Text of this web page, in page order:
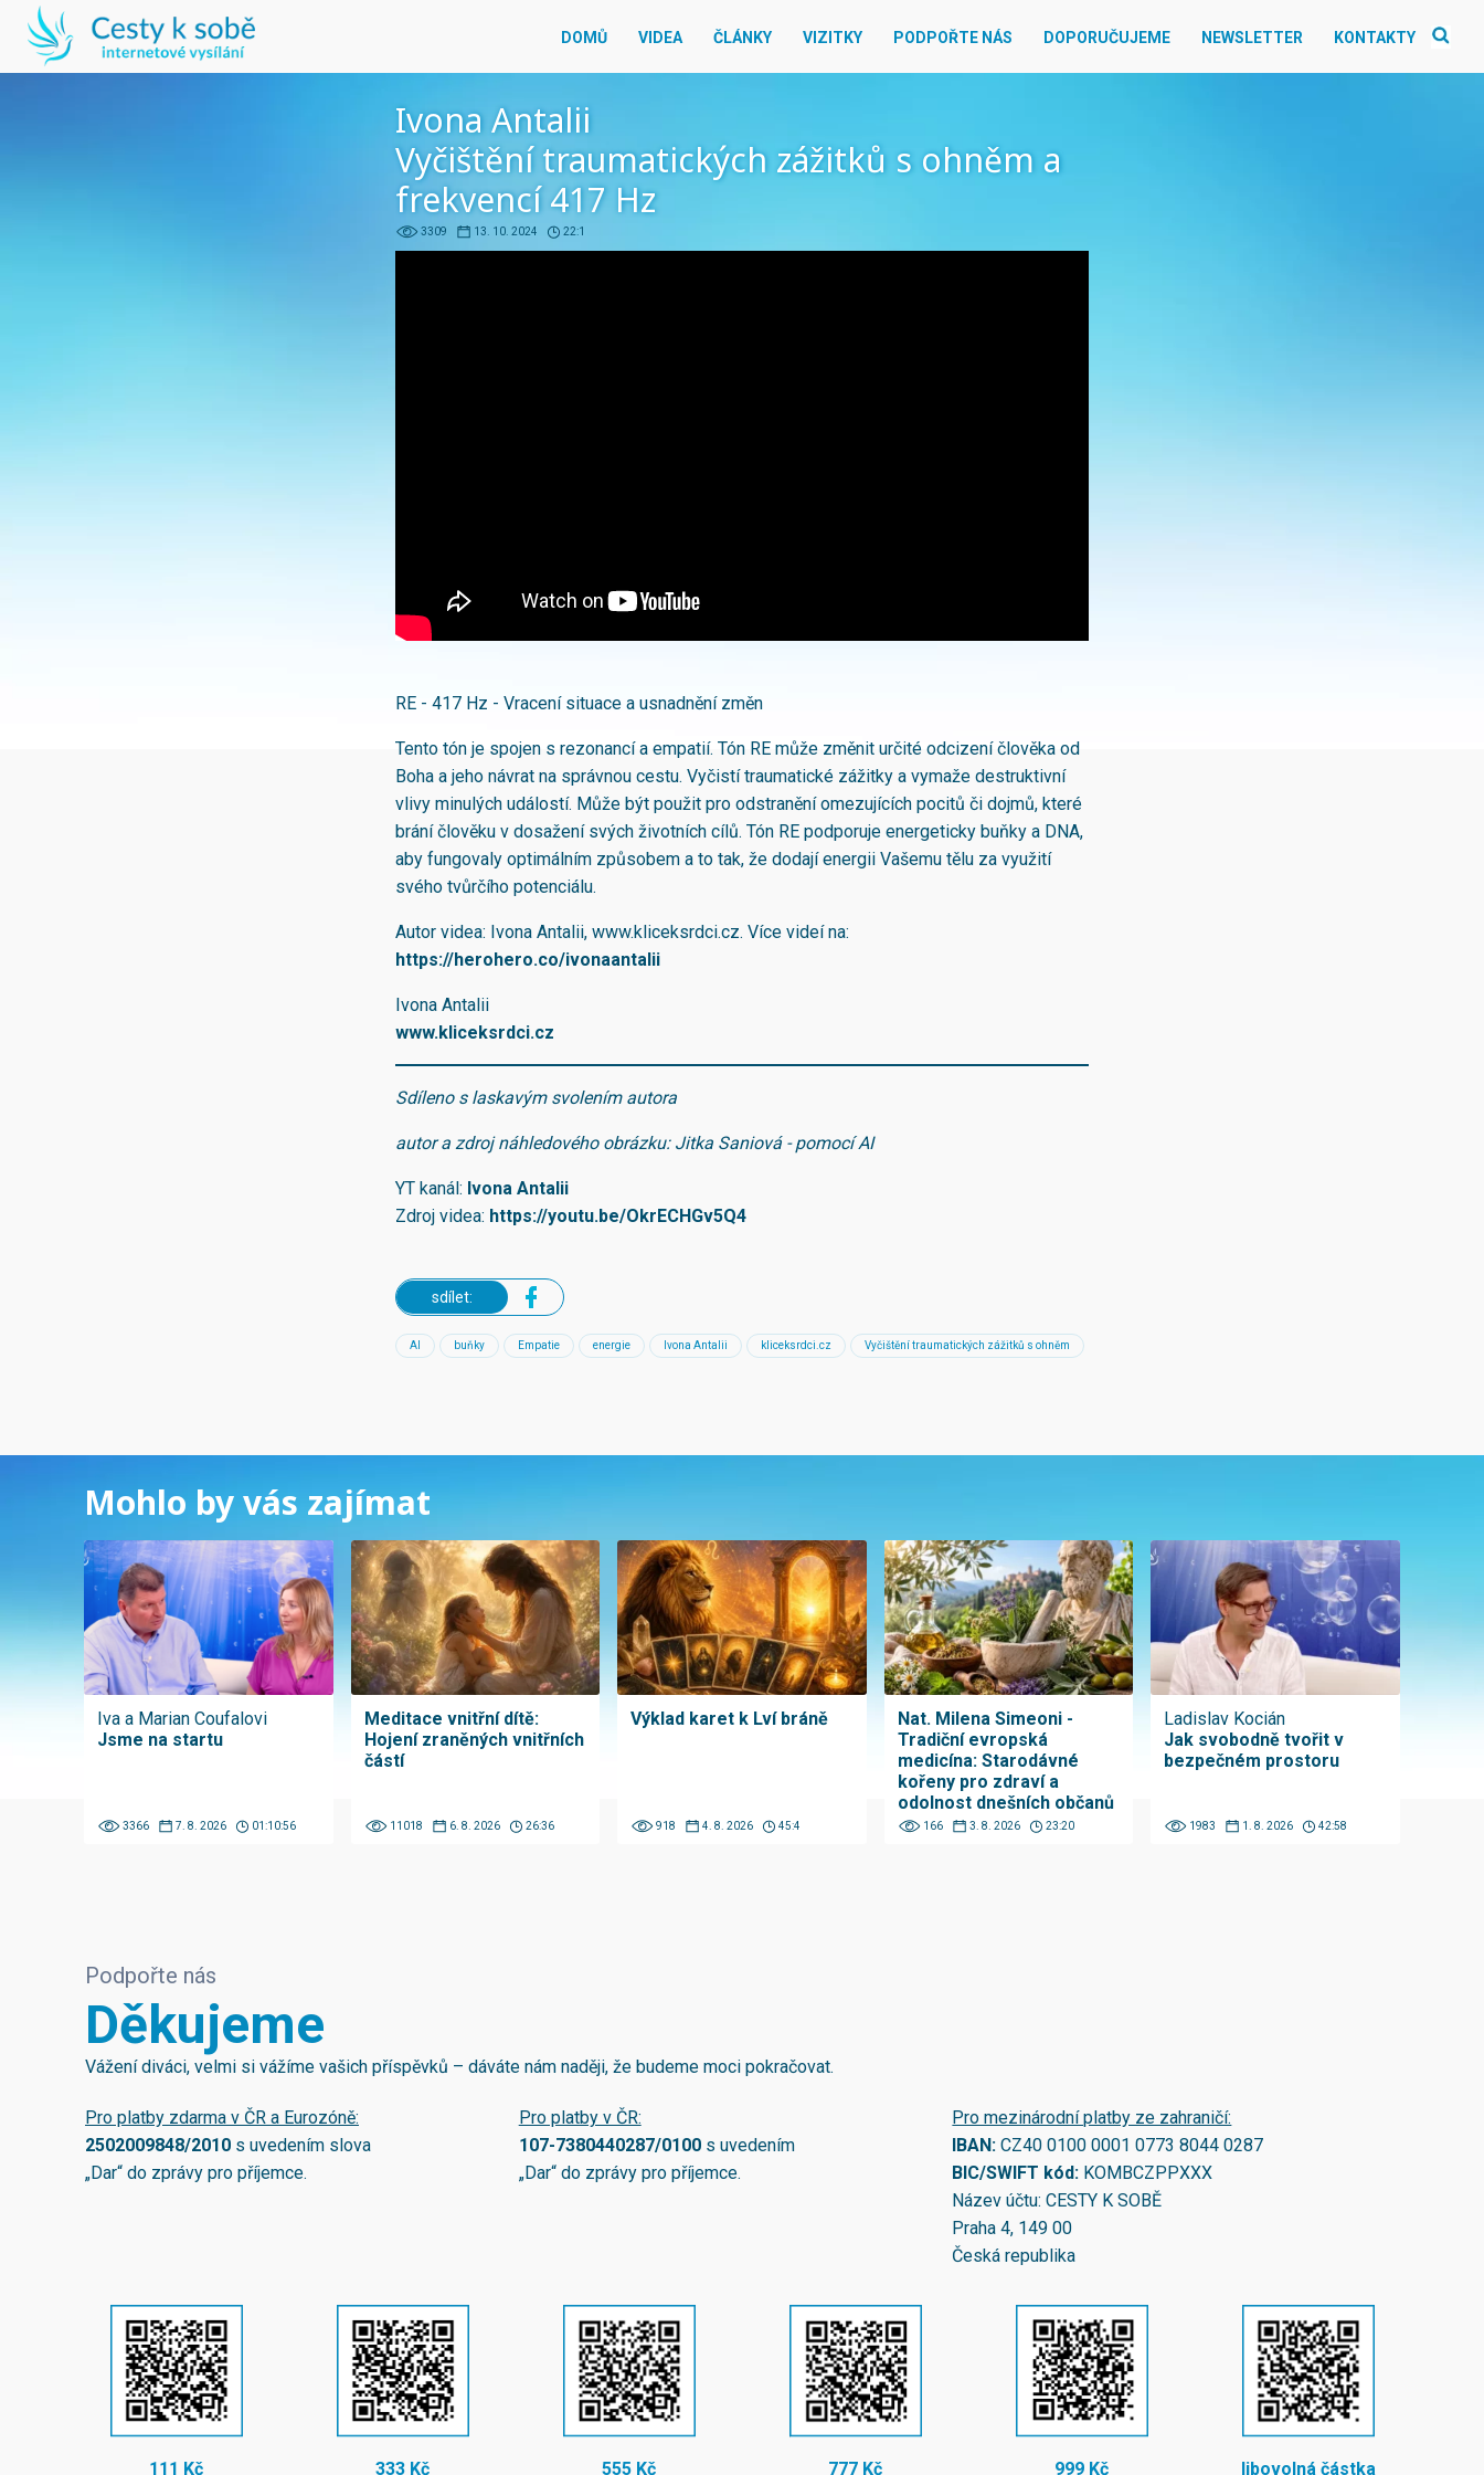
DOMŮ VIDEA ČLÁNKY VIZITKY PODPOŘTE NÁS DOPORUČUJEME NEWSLETTER KONTAKTY
Ivona Antalii
Vyčištění traumatických zážitků s ohněm a
frekvencí 417 Hz
3309 13. 10. 2024 22:1
RE - 417 Hz - Vracení situace a usnadnění změn
Tento tón je spojen s rezonancí a empatií. Tón RE může změnit určité odcizení člověka od
Boha a jeho návrat na správnou cestu. Vyčistí traumatické zážitky a vymaže destruktivní
vlivy minulých událostí. Může být použit pro odstranění omezujících pocitů či dojmů, které
brání člověku v dosažení svých životních cílů. Tón RE podporuje energeticky buňky a DNA,
aby fungovaly optimálním způsobem a to tak, že dodají energii Vašemu tělu za využití
svého tvůrčího potenciálu.
Autor videa: Ivona Antalii, www.kliceksrdci.cz. Více videí na:
https://herohero.co/ivonaantalii
Ivona Antalii
www.kliceksrdci.cz
Sdíleno s laskavým svolením autora
autor a zdroj náhledového obrázku: Jitka Saniová - pomocí AI
YT kanál: Ivona Antalii
Zdroj videa: https://youtu.be/OkrECHGv5Q4
sdílet:
AI buňky Empatie energie Ivona Antalii kliceksrdci.cz Vyčištění traumatických zážitků s ohněm
Mohlo by vás zajímat
Iva a Marian Coufalovi
Jsme na startu
3366 7. 8. 2026 01:10:56
Meditace vnitřní dítě:
Hojení zraněných vnitřních
částí
11018 6. 8. 2026 26:36
Výklad karet k Lví bráně
918 4. 8. 2026 45:4
Nat. Milena Simeoni -
Tradiční evropská
medicína: Starodávné
kořeny pro zdraví a
odolnost dnešních občanů
166 3. 8. 2026 23:20
Ladislav Kocián
Jak svobodně tvořit v
bezpečném prostoru
1983 1. 8. 2026 42:58
Podpořte nás
Děkujeme
Vážení diváci, velmi si vážíme vašich příspěvků – dáváte nám naději, že budeme moci pokračovat.
Pro platby zdarma v ČR a Eurozóně:
2502009848/2010 s uvedením slova
„Dar“ do zprávy pro příjemce.
Pro platby v ČR:
107-7380440287/0100s uvedením
„Dar“ do zprávy pro příjemce.
Pro mezinárodní platby ze zahraničí:
IBAN:CZ40 0100 0001 0773 8044 0287
BIC/SWIFT kód: KOMBCZPPXXX
Název účtu: CESTY K SOBĚ
Praha 4, 149 00
Česká republika
111 Kč 333 Kč 555 Kč 777 Kč 999 Kč libovolná částka